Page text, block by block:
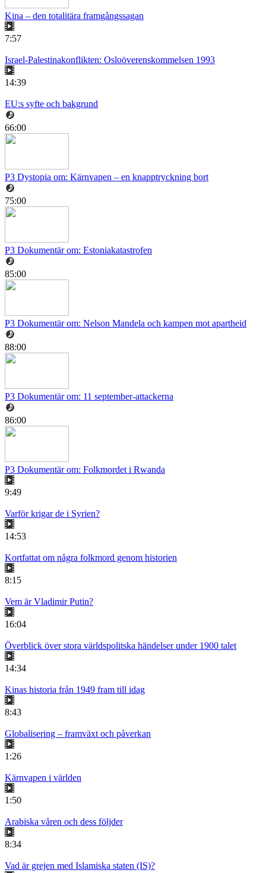
Kina – den totalitära framgångssagan
7:57
Israel-Palestinakonflikten: Osloöverenskommelsen 1993
14:39
EU:s syfte och bakgrund
66:00
P3 Dystopia om: Kärnvapen – en knapptryckning bort
75:00
P3 Dokumentär om: Estoniakatastrofen
85:00
P3 Dokumentär om: Nelson Mandela och kampen mot apartheid
88:00
P3 Dokumentär om: 11 september-attackerna
86:00
P3 Dokumentär om: Folkmordet i Rwanda
9:49
Varför krigar de i Syrien?
14:53
Kortfattat om några folkmord genom historien
8:15
Vem är Vladimir Putin?
16:04
Överblick över stora världspolitska händelser under 1900 talet
14:34
Kinas historia från 1949 fram till idag
8:43
Globalisering – framväxt och påverkan
1:26
Kärnvapen i världen
1:50
Arabiska våren och dess följder
8:34
Vad är grejen med Islamiska staten (IS)?